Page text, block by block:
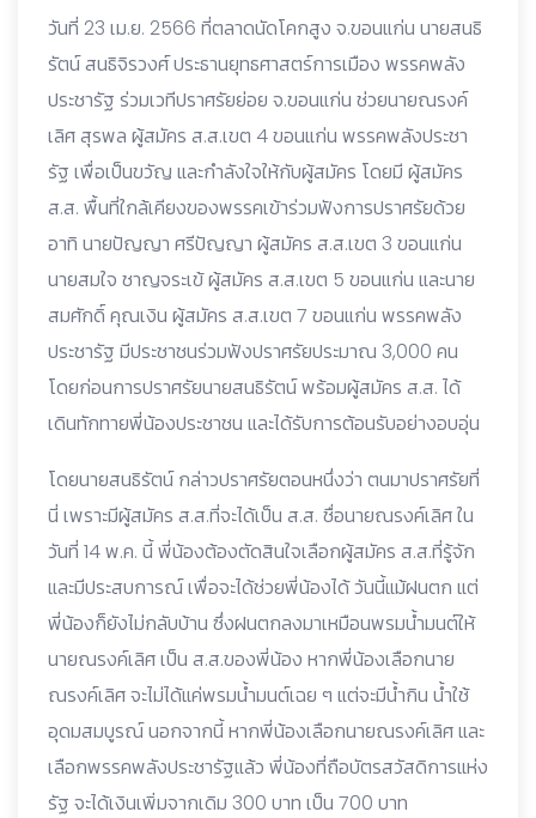
วันที่ 23 เม.ย. 2566 ที่ตลาดนัดโคกสูง จ.ขอนแก่น นายสนธิ
รัตน์ สนธิจิรวงศ์ ประธานยุทธศาสตร์การเมือง พรรคพลัง
ประชารัฐ ร่วมเวทีปราศรัยย่อย จ.ขอนแก่น ช่วยนายณรงค์
เลิศ สุรพล ผู้สมัคร ส.ส.เขต 4 ขอนแก่น พรรคพลังประชา
รัฐ เพื่อเป็นขวัญ และกำลังใจให้กับผู้สมัคร โดยมี ผู้สมัคร
ส.ส. พื้นที่ใกล้เคียงของพรรคเข้าร่วมฟังการปราศรัยด้วย
อาทิ นายปัญญา ศรีปัญญา ผู้สมัคร ส.ส.เขต 3 ขอนแก่น
นายสมใจ ชาญจระเข้ ผู้สมัคร ส.ส.เขต 5 ขอนแก่น และนาย
สมศักดิ์ คุณเงิน ผู้สมัคร ส.ส.เขต 7 ขอนแก่น พรรคพลัง
ประชารัฐ มีประชาชนร่วมฟังปราศรัยประมาณ 3,000 คน
โดยก่อนการปราศรัยนายสนธิรัตน์ พร้อมผู้สมัคร ส.ส. ได้
เดินทักทายพี่น้องประชาชน และได้รับการต้อนรับอย่างอบอุ่น
โดยนายสนธิรัตน์ กล่าวปราศรัยตอนหนึ่งว่า ตนมาปราศรัยที่
นี่ เพราะมีผู้สมัคร ส.ส.ที่จะได้เป็น ส.ส. ชื่อนายณรงค์เลิศ ใน
วันที่ 14 พ.ค. นี้ พี่น้องต้องตัดสินใจเลือกผู้สมัคร ส.ส.ที่รู้จัก
และมีประสบการณ์ เพื่อจะได้ช่วยพี่น้องได้ วันนี้แม้ฝนตก แต่
พี่น้องก็ยังไม่กลับบ้าน ซึ่งฝนตกลงมาเหมือนพรมน้ำมนต์ให้
นายณรงค์เลิศ เป็น ส.ส.ของพี่น้อง หากพี่น้องเลือกนาย
ณรงค์เลิศ จะไม่ได้แค่พรมน้ำมนต์เฉย ๆ แต่จะมีน้ำกิน น้ำใช้
อุดมสมบูรณ์ นอกจากนี้ หากพี่น้องเลือกนายณรงค์เลิศ และ
เลือกพรรคพลังประชารัฐแล้ว พี่น้องที่ถือบัตรสวัสดิการแห่ง
รัฐ จะได้เงินเพิ่มจากเดิม 300 บาท เป็น 700 บาท